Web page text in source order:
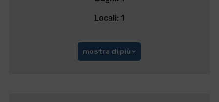
Locali: 1
mostra di più